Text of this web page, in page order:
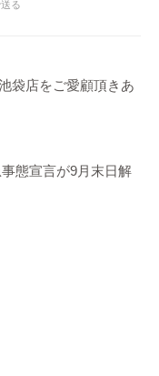
る
袋店をご愛顧頂きあ
態宣言が9月末日解